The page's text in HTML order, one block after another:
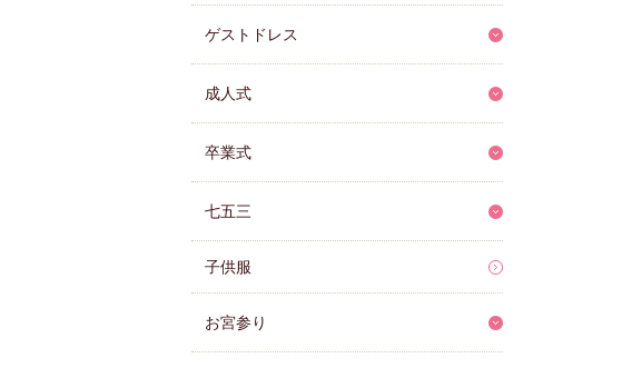
ゲストドレス
成人式
卒業式
七五三
子供服
お宮参り